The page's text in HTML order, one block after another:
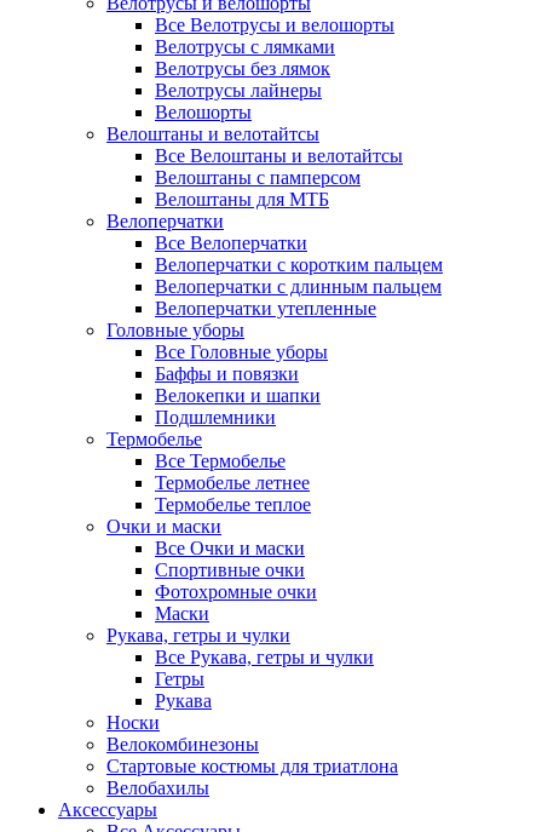
Все Велотрусы и велошорты
Велотрусы с лямками
Велотрусы без лямок
Велотрусы лайнеры
Велошорты
Велоштаны и велотайтсы
Все Велоштаны и велотайтсы
Велоштаны с памперсом
Велоштаны для МТБ
Велоперчатки
Все Велоперчатки
Велоперчатки с коротким пальцем
Велоперчатки с длинным пальцем
Велоперчатки утепленные
Головные уборы
Все Головные уборы
Баффы и повязки
Велокепки и шапки
Подшлемники
Термобелье
Все Термобелье
Термобелье летнее
Термобелье теплое
Очки и маски
Все Очки и маски
Спортивные очки
Фотохромные очки
Маски
Рукава, гетры и чулки
Все Рукава, гетры и чулки
Гетры
Рукава
Носки
Велокомбинезоны
Стартовые костюмы для триатлона
Велобахилы
Аксессуары